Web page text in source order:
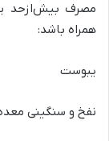
مصرف بیش‌ازحد
همراه باشد:
یبوست
نفخ و سنگینی